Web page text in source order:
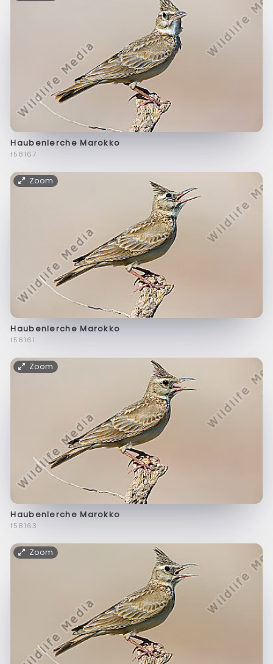
Haubenlerche Marokko
f58167
Zoom
Haubenlerche Marokko
f58161
Zoom
Haubenlerche Marokko
f58163
Zoom